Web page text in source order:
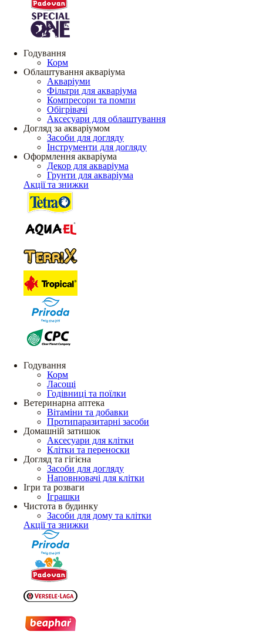
Годування
Корм
Облаштування акваріума
Акваріуми
Фільтри для акваріума
Компресори та помпи
Обігрівачі
Аксесуари для облаштування
Догляд за акваріумом
Засоби для догляду
Інструменти для догляду
Оформлення акваріума
Декор для акваріума
Грунти для акваріума
Акції та знижки
Годування
Корм
Ласощі
Годівниці та поїлки
Ветеринарна аптека
Вітаміни та добавки
Протипаразитарні засоби
Домашній затишок
Аксесуари для клітки
Клітки та переноски
Догляд та гігієна
Засоби для догляду
Наповнювачі для клітки
Ігри та розваги
Іграшки
Чистота в будинку
Засоби для дому та клітки
Акції та знижки